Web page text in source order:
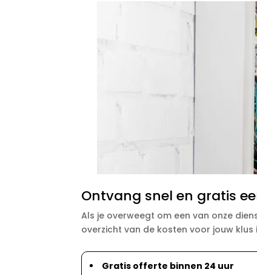
Ontvang snel en gratis
Als je overweegt om een van onze
overzicht van de kosten voor jouw klus
Gratis offerte binnen 24 uur